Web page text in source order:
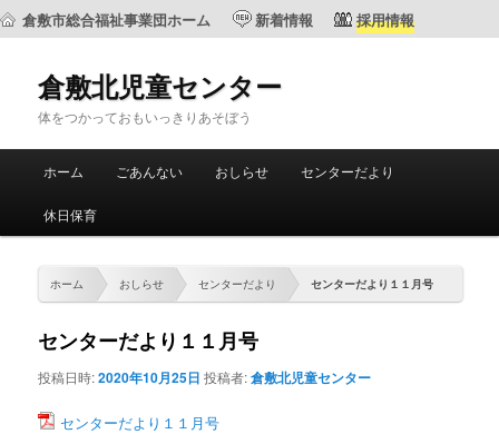
倉敷市総合福祉事業団ホーム 新着情報 採用情報
倉敷北児童センター
体をつかっておもいっきりあそぼう
メ
メ
イ
サ
ブ
ホーム ごあんない おしらせ センターだより
休日保育
ホーム おしらせ センターだより センターだより１１月号
センターだより１１月号
投稿日時:2020年10月25日 投稿者:倉敷北児童センター
センターだより１１月号